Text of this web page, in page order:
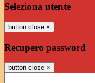
Seleziona utente
button close ×
Recupero password
button close ×